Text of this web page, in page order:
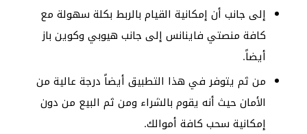
إلى جانب أن إمكانية القيام بالربط بكلة سهولة مع
كافة منصتي فاينانس إلى جانب هيوبي وكوين باز
أيضاً.
من ثم يتوفر في هذا التطبيق أيضاً درجة عالية من
الأمان حيث أنه يقوم بالشراء ومن ثم البيع من دون
إمكانية سحب كافة أموالك.